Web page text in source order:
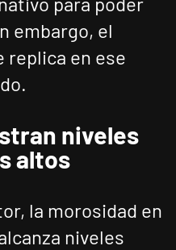
embargo, el
replica en ese
niveles
altos
la morosidad en
niveles